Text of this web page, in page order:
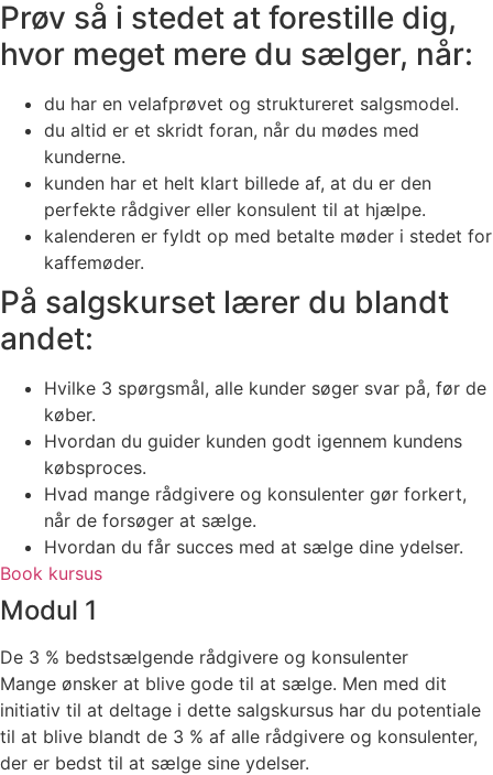
Prøv så i stedet at forestille dig,
hvor meget mere du sælger, når:
du har en velafprøvet og struktureret salgsmodel.
du altid er et skridt foran, når du mødes med
kunderne.
kunden har et helt klart billede af, at du er den
perfekte rådgiver eller konsulent til at hjælpe.
kalenderen er fyldt op med betalte møder i stedet for
kaffemøder.
På salgskurset lærer du blandt
andet:
Hvilke 3 spørgsmål, alle kunder søger svar på, før de
køber.
Hvordan du guider kunden godt igennem kundens
købsproces.
Hvad mange rådgivere og konsulenter gør forkert,
når de forsøger at sælge.
Hvordan du får succes med at sælge dine ydelser.
Book kursus
Modul 1
De 3 % bedstsælgende rådgivere og konsulenter
Mange ønsker at blive gode til at sælge. Men med dit
initiativ til at deltage i dette salgskursus har du potentiale
til at blive blandt de 3 % af alle rådgivere og konsulenter,
der er bedst til at sælge sine ydelser.